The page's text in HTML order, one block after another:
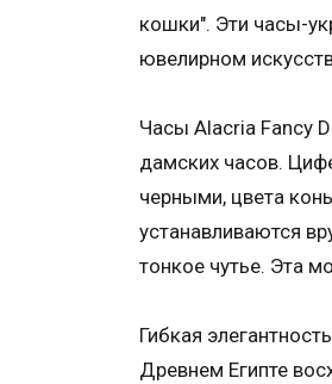
кошки". Эти часы-
ювелирном
Часы Alacria Fancy
дамских часов.
черными, цвета
устанавливаются
тонкое чутье. Эта
Гибкая
Древнем Египте